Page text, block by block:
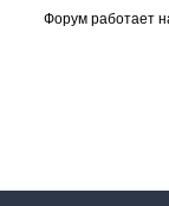
Форум работает